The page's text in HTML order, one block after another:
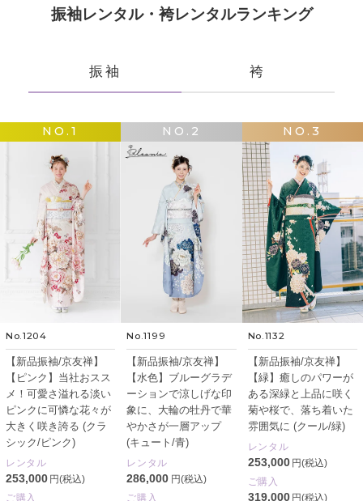
振袖レンタル・袴レンタルランキング
振袖 袴
NO.1
No.1204
【新品振袖/京友禅】
【ピンク】当社おスス
メ！可愛さ溢れる淡い
ピンクに可憐な花々が
大きく咲き誇る (クラ
シック/ピンク)
レンタル
253,000 円(税込)
ご購入
NO.2
No.1199
【新品振袖/京友禅】
【水色】ブルーグラデ
ーションで涼しげな印
象に、大輪の牡丹で華
やかさが一層アップ
(キュート/青)
レンタル
286,000 円(税込)
ご購入
NO.3
No.1132
【新品振袖/京友禅】
【緑】癒しのパワーが
ある深緑と上品に咲く
菊や桜で、落ち着いた
雰囲気に (クール/緑)
レンタル
253,000 円(税込)
ご購入
319,000 円(税込)